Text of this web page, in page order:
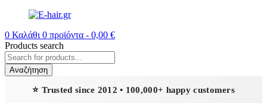
0 Καλάθι 0 προϊόντα - 0,00 €
Products search
Αναζήτηση
⭐ Trusted since 2012 • 100,000+ happy customers